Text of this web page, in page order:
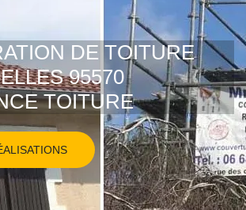
DE TOITURE
95570
TOITURE